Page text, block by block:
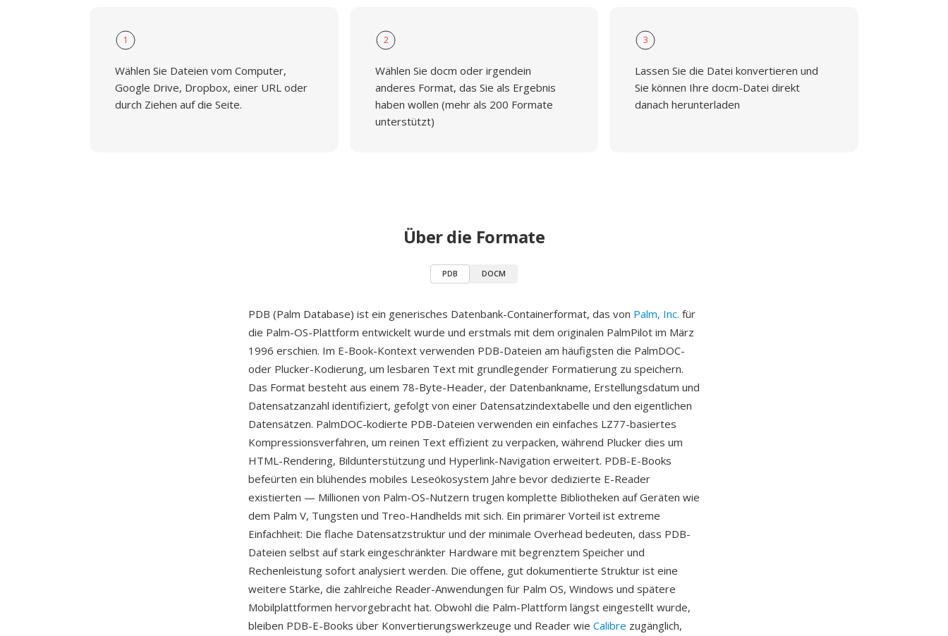
1
Wählen Sie Dateien vom Computer,
Google Drive, Dropbox, einer URL oder
durch Ziehen auf die Seite.
2
Wählen Sie docm oder irgendein
anderes Format, das Sie als Ergebnis
haben wollen (mehr als 200 Formate
unterstützt)
3
Lassen Sie die Datei konvertieren und
Sie können Ihre docm-Datei direkt
danach herunterladen
Über die Formate
PDB DOCM
PDB (Palm Database) ist ein generisches Datenbank-Containerformat, das von Palm, Inc. für
die Palm-OS-Plattform entwickelt wurde und erstmals mit dem originalen PalmPilot im März
1996 erschien. Im E-Book-Kontext verwenden PDB-Dateien am häufigsten die PalmDOC-
oder Plucker-Kodierung, um lesbaren Text mit grundlegender Formatierung zu speichern.
Das Format besteht aus einem 78-Byte-Header, der Datenbankname, Erstellungsdatum und
Datensatzanzahl identifiziert, gefolgt von einer Datensatzindextabelle und den eigentlichen
Datensätzen. PalmDOC-kodierte PDB-Dateien verwenden ein einfaches LZ77-basiertes
Kompressionsverfahren, um reinen Text effizient zu verpacken, während Plucker dies um
HTML-Rendering, Bildunterstützung und Hyperlink-Navigation erweitert. PDB-E-Books
befeürten ein blühendes mobiles Leseökosystem Jahre bevor dedizierte E-Reader
existierten — Millionen von Palm-OS-Nutzern trugen komplette Bibliotheken auf Geräten wie
dem Palm V, Tungsten und Treo-Handhelds mit sich. Ein primärer Vorteil ist extreme
Einfachheit: Die flache Datensatzstruktur und der minimale Overhead bedeuten, dass PDB-
Dateien selbst auf stark eingeschränkter Hardware mit begrenztem Speicher und
Rechenleistung sofort analysiert werden. Die offene, gut dokumentierte Struktur ist eine
weitere Stärke, die zahlreiche Reader-Anwendungen für Palm OS, Windows und spätere
Mobilplattformen hervorgebracht hat. Obwohl die Palm-Plattform längst eingestellt wurde,
bleiben PDB-E-Books über Konvertierungswerkzeuge und Reader wie Calibre zugänglich,